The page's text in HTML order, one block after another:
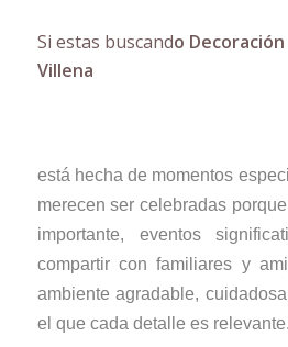
Si estas buscando
Villena
está hecha de momentos
merecen ser celebradas
importante, eventos
compartir con familiares y
ambiente agradable,
el que cada detalle es relevante.